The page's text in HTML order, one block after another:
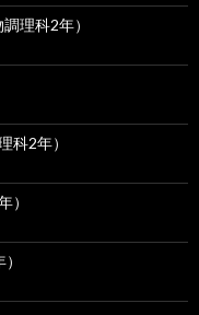
理科2年）
科2年）
）